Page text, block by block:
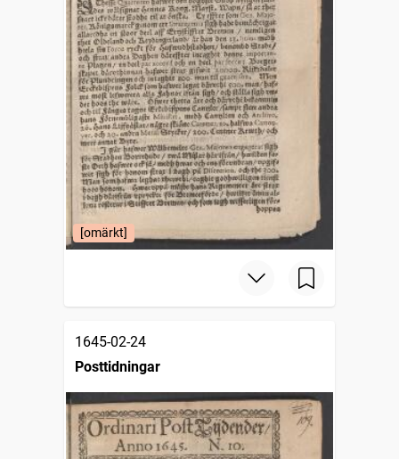
[omärkt]
1645-02-24
Posttidningar